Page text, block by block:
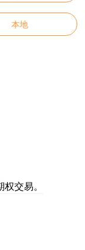
本地
交易。